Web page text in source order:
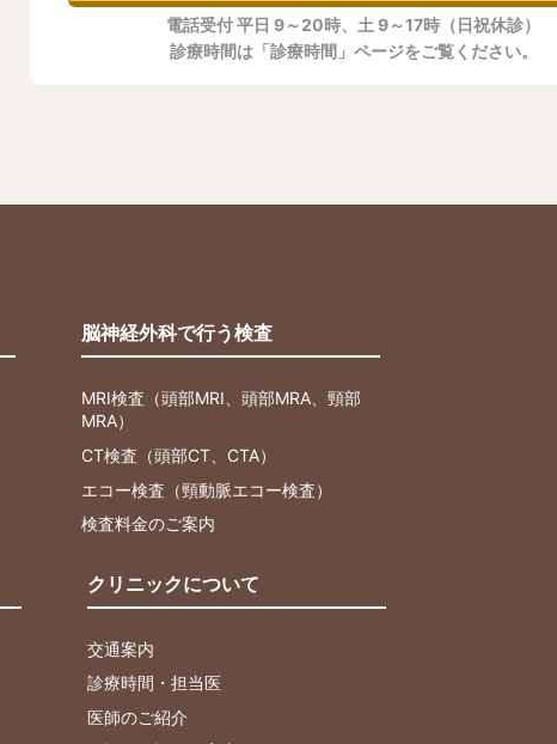
電話受付 平日 9～20時、土 9～17時（日祝休診）
診療時間は「診療時間」ページをご覧ください。
脳神経外科で行う検査
MRI検査（頭部MRI、頭部MRA、頸部
MRA）
CT検査（頭部CT、CTA）
エコー検査（頸動脈エコー検査）
検査料金のご案内
クリニックについて
交通案内
診療時間・担当医
医師のご紹介